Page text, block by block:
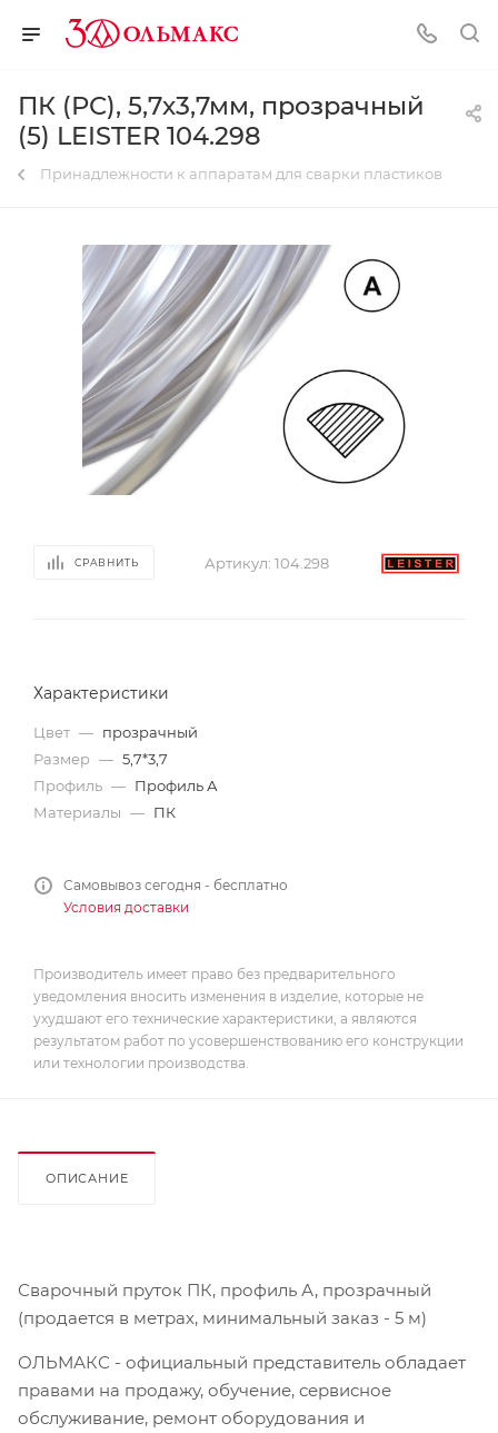
ПК (РС), 5,7х3,7мм, прозрачный
(5) LEISTER 104.298
Принадлежности к аппаратам для сварки пластиков
СРАВНИТЬ Артикул: 104.298
Характеристики
Цвет — прозрачный
Размер — 5,7*3,7
Профиль — Профиль А
Материалы — ПК
Самовывоз сегодня - бесплатно
Условия доставки
Производитель имеет право без предварительного
уведомления вносить изменения в изделие, которые не
ухудшают его технические характеристики, а являются
результатом работ по усовершенствованию его конструкции
или технологии производства.
ОПИСАНИЕ
Сварочный пруток ПК, профиль А, прозрачный
(продается в метрах, минимальный заказ - 5 м)
ОЛЬМАКС - официальный представитель обладает
правами на продажу, обучение, сервисное
обслуживание, ремонт оборудования и